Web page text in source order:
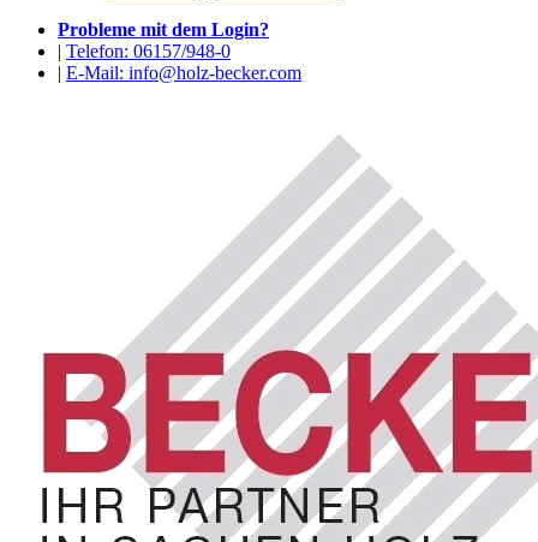
Probleme mit dem Login?
| Telefon: 06157/948-0
| E-Mail: info@holz-becker.com